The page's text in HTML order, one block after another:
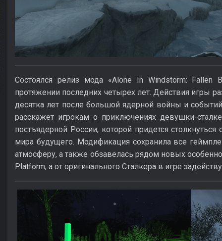
Состоялся релиз мода «Alone In Windstorm: Fallen
протяжении последних четырех лет. Действия игры
десятка лет после большой ядерной войны и
расскажет игрокам о приключениях девушки-
постъядерной России, которой придется
мира будущего. Модификация сохранила все
атмосферу, а также обзавелась рядом новых
Platform, а от оригинального Сталкера в игре